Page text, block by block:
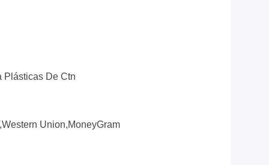
Plásticas De Ctn
Union,MoneyGram